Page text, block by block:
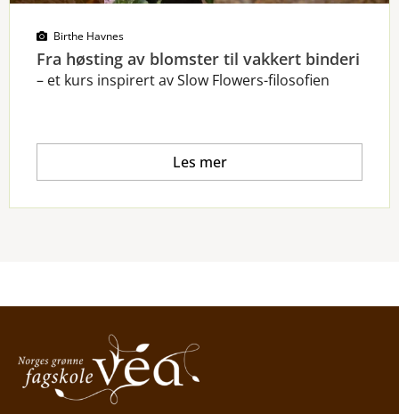
Birthe Havnes
Fra høsting av blomster til vakkert binderi
– et kurs inspirert avSlow Flowers-filosofien
Les mer